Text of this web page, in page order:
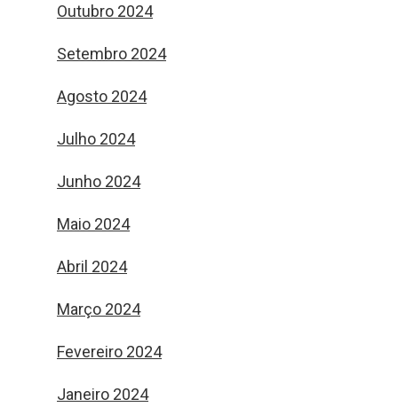
Outubro 2024
Setembro 2024
Agosto 2024
Julho 2024
Junho 2024
Maio 2024
Abril 2024
Março 2024
Fevereiro 2024
Janeiro 2024